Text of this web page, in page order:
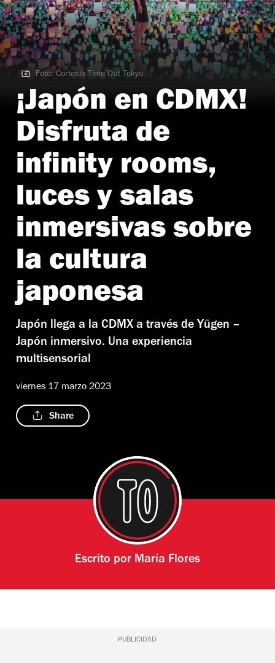
Foto: Cortesía Time Out Tokyo
Foto: Cortesía Time Out Tokyo
¡Japón en CDMX!
Disfruta de
infinity rooms,
luces y salas
inmersivas sobre
la cultura
japonesa
Japón llega a la CDMX a través de Yūgen –
Japón inmersivo. Una experiencia
multisensorial
viernes 17 marzo 2023
Share
Escrito por María Flores
PUBLICIDAD